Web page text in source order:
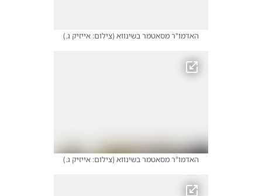
האדמו"ר מסאטמר בשינווא(צילום: אייזיק ג.)
האדמו"ר מסאטמר בשינווא(צילום: אייזיק ג.)